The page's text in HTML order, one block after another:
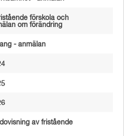
förskola och
om förändring
- anmälan
av fristående